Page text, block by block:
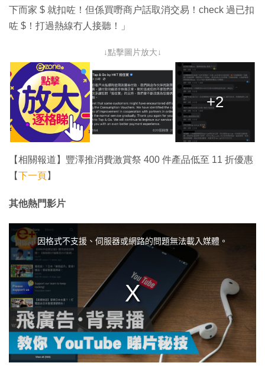
下而家 $ 就扣咗！但係買嘢商户話取消交易！check 過已扣
咗 $！打過熱線冇人接聽！」
↓點擊圖片放大↓
+2
【相關報道】豐澤推消費激賞祭 400 件產品低至 11 折優惠
【下一頁】
其他熱門影片
a
m
o
d
w
n
w
.
因格式不支援、伺服器或網路的問題無法載入媒體。